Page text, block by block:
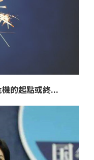
機的起點或終...